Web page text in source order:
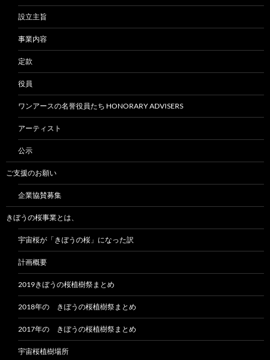
設立主旨
事業内容
定款
役員
ワンアースの名誉役員たち HONORARY ADVISERS
アーティスト
公示
ご支援のお願い
企業協賛募集
きぼうの桜事業とは、
宇宙桜が「きぼうの桜」になった訳
計画概要
2019きぼうの桜植樹祭まとめ
2018年の きぼうの桜植樹祭まとめ
2017年の きぼうの桜植樹祭まとめ
宇宙桜植樹場所